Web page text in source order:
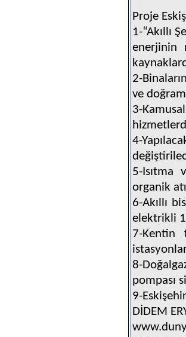
Proje
1-“Akıllı
enerjinin
2-
ve
3-
4-
5-Isıtma
organik
6-Akıllı
elektrikli
7-Kentin
8-
pompası
9-
DİDEM